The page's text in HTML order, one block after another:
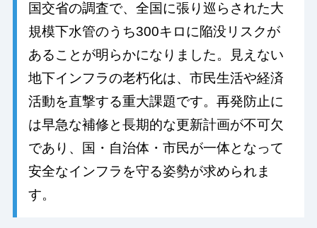
国交省の調査で、全国に張り巡らされた大
規模下水管のうち300キロに陥没リスクが
あることが明らかになりました。見えない
地下インフラの老朽化は、市民生活や経済
活動を直撃する重大課題です。再発防止に
は早急な補修と長期的な更新計画が不可欠
であり、国・自治体・市民が一体となって
安全なインフラを守る姿勢が求められま
す。